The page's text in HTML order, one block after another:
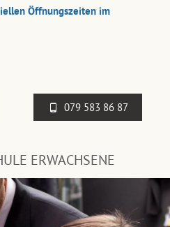
Öffnungszeiten im
079 583 86 87
ERWACHSENE